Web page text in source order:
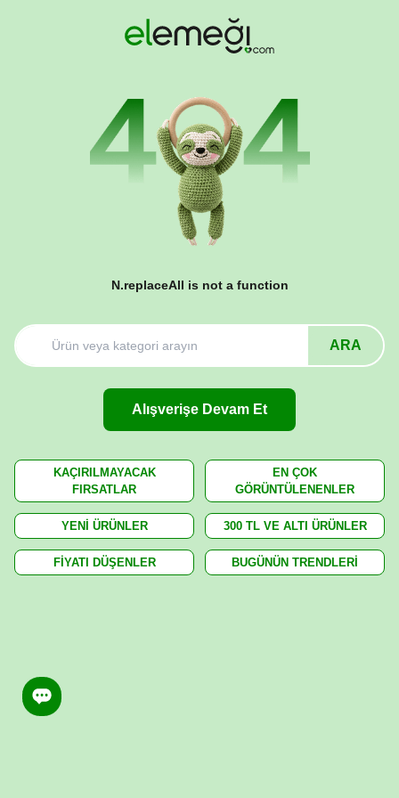
N.replaceAll is not a function
ARA
Alışverişe Devam Et
KAÇIRILMAYACAK
FIRSATLAR
EN ÇOK
GÖRÜNTÜLENENLER
YENİ ÜRÜNLER 300 TL VE ALTI ÜRÜNLER
FİYATI DÜŞENLER BUGÜNÜN TRENDLERİ